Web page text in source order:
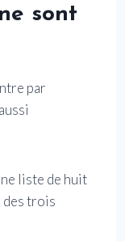
sont
par
liste de huit
des trois